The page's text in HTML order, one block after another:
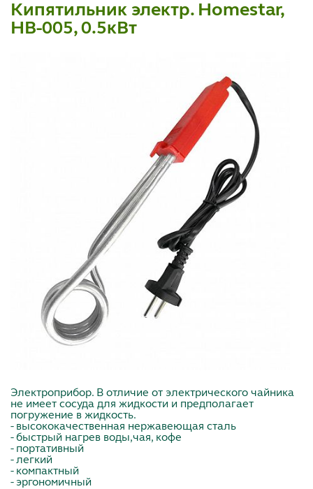
Кипятильник электр. Homestar,
НВ-005, 0.5кВт
Электроприбор. В отличие от электрического чайника
не имеет сосуда для жидкости и предполагает
погружение в жидкость.
- высококачественная нержавеющая сталь
- быстрый нагрев воды,чая, кофе
- портативный
- легкий
- компактный
- эргономичный